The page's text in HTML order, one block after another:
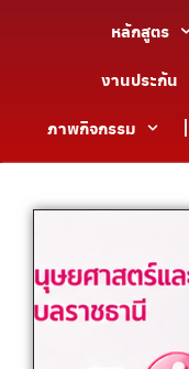
หลักสูตร
งานประกัน
ภาพกิจกรรม